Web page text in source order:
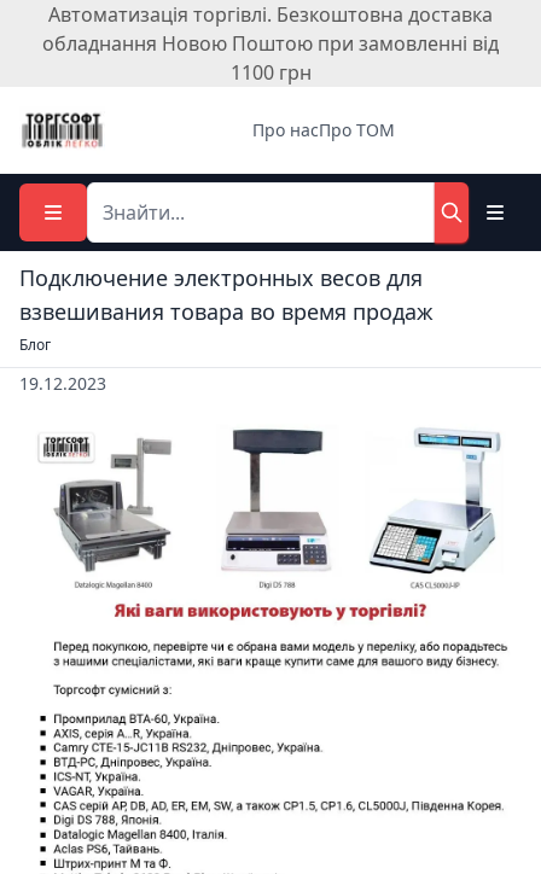
Автоматизація торгівлі. Безкоштовна доставка
обладнання Новою Поштою при замовленні від
1100 грн
Про насПро ТОМ
Подключение электронных весов для
взвешивания товара во время продаж
Блог
19.12.2023